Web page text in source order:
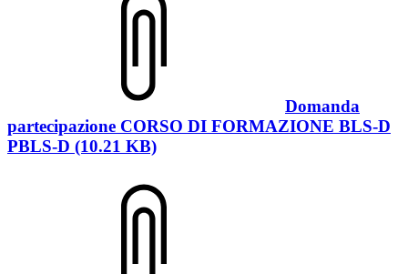
Domanda
partecipazione CORSO DI FORMAZIONE BLS-D
PBLS-D (10.21 KB)